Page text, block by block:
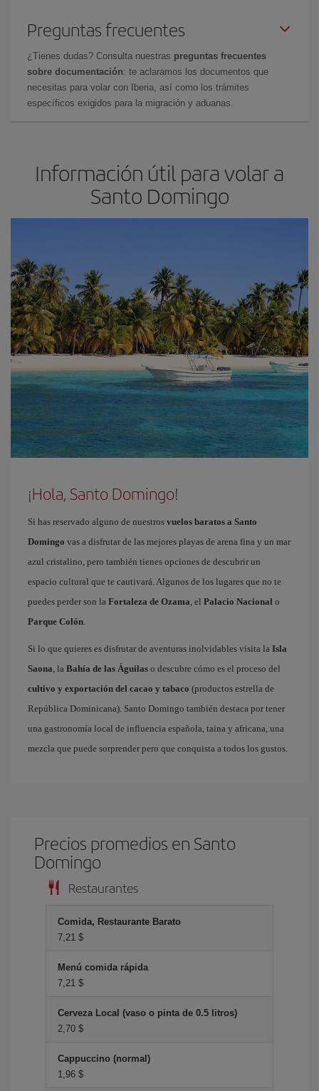
Preguntas frecuentes
¿Tienes dudas? Consulta nuestras preguntas frecuentes
sobre documentación: te aclaramos los documentos que
necesitas para volar con Iberia, así como los trámites
específicos exigidos para la migración y aduanas.
Información útil para volar a
Santo Domingo
¡Hola, Santo Domingo!
Si has reservado alguno de nuestros vuelos baratos a Santo
Domingo vas a disfrutar de las mejores playas de arena fina y un mar
azul cristalino, pero también tienes opciones de descubrir un
espacio cultural que te cautivará. Algunos de los lugares que no te
puedes perder son la Fortaleza de Ozama, el Palacio Nacional o
Parque Colón.
Si lo que quieres es disfrutar de aventuras inolvidables visita la Isla
Saona, la Bahía de las Águilas o descubre cómo es el proceso del
cultivo y exportación del cacao y tabaco (productos estrella de
República Dominicana). Santo Domingo también destaca por tener
una gastronomía local de influencia española, taina y africana, una
mezcla que puede sorprender pero que conquista a todos los gustos.
Precios promedios en Santo
Domingo
Restaurantes
Comida, Restaurante Barato
7,21 $
Menú comida rápida
7,21 $
Cerveza Local (vaso o pinta de 0.5 litros)
2,70 $
Cappuccino (normal)
1,96 $